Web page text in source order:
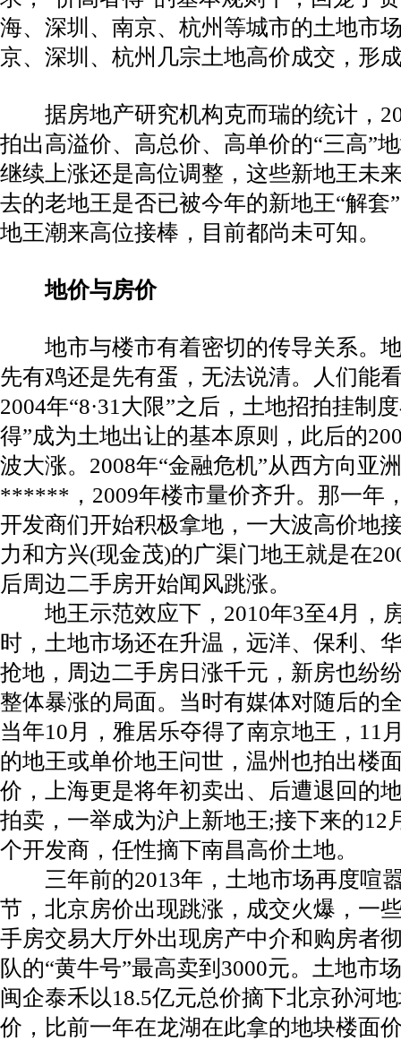
海、深圳、南京、杭州等城市的土地市
京、深圳、杭州几宗土地高价成交，形
据房地产研究机构克而瑞的统计，
拍出高溢价、高总价、高单价的“三高”
继续上涨还是高位调整，这些新地王未
去的老地王是否已被今年的新地王“解套
地王潮来高位接棒，目前都尚未可知。
地价与房价
地市与楼市有着密切的传导关系。
先有鸡还是先有蛋，无法说清。人们能
2004年“8·31大限”之后，土地招拍挂制
得”成为土地出让的基本原则，此后的
波大涨。2008年“金融危机”从西方向亚
******，2009年楼市量价齐升。那一年
开发商们开始积极拿地，一大波高价地
力和方兴(现金茂)的广渠门地王就是在
后周边二手房开始闻风跳涨。
地王示范效应下，2010年3至4月，
时，土地市场还在升温，远洋、保利、
抢地，周边二手房日涨千元，新房也纷
整体暴涨的局面。当时有媒体对随后的
当年10月，雅居乐夺得了南京地王，11
的地王或单价地王问世，温州也拍出楼
价，上海更是将年初卖出、后遭退回的
拍卖，一举成为沪上新地王;接下来的12
个开发商，任性摘下南昌高价土地。
三年前的2013年，土地市场再度喧
节，北京房价出现跳涨，成交火爆，一
手房交易大厅外出现房产中介和购房者
队的“黄牛号”最高卖到3000元。土地市
闽企泰禾以18.5亿元总价摘下北京孙河
价，比前一年在龙湖在此拿的地块楼面